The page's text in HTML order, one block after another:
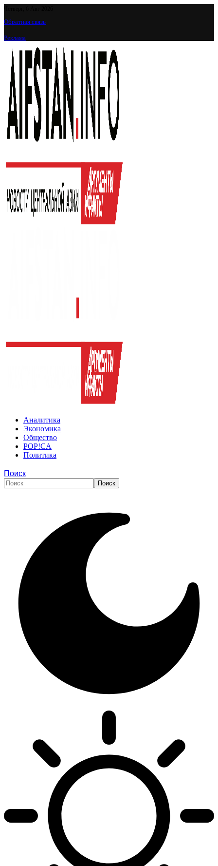
Обратная связь
Реклама
Аналитика
Экономика
Общество
POP!CA
Политика
Поиск